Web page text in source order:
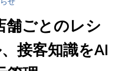
舗ごとのレシ
接客知識をAI